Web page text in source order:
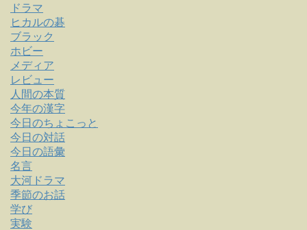
ドラマ
ヒカルの碁
ブラック
ホビー
メディア
レビュー
人間の本質
今年の漢字
今日のちょこっと
今日の対話
今日の語彙
名言
大河ドラマ
季節のお話
学び
実験